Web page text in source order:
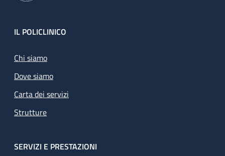
Footer
IL POLICLINICO
Chi siamo
Dove siamo
Carta dei servizi
Strutture
SERVIZI E PRESTAZIONI